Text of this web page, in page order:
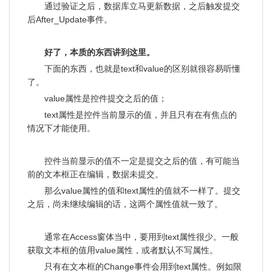
通过验证之后，数据库立马更新数据，之后触发提交
后After_Update事件。
好了，本质的东西讲到这里。
下面的东西，也就是text和value的区别就很容易听懂
了。
value属性是控件提交之后的值；
text属性是控件当前显示的值，并且只有在有焦点的
情况下才能使用。
控件当前显示的值不一定是提交之后的值，有可能当
前的文本框正在编辑，数据未提交。
那么value属性的值和text属性的值就不一样了。提交
之后，尚未继续编辑的话，这两个属性值就一致了。
通常在Access窗体当中，要用到text属性很少。一般
获取文本框的值用value属性，或者默认不写属性。
只有在文本框的Change事件会用到text属性。例如限